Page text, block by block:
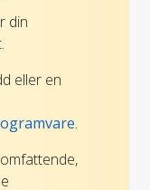
din
eller en
.